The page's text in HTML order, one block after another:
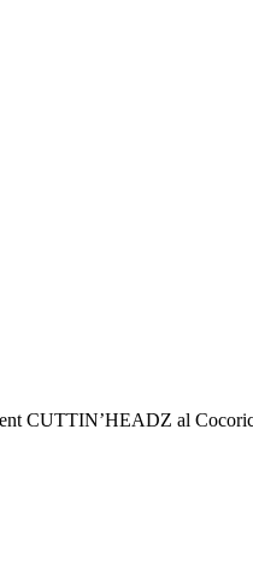
CUTTIN’HEADZ al